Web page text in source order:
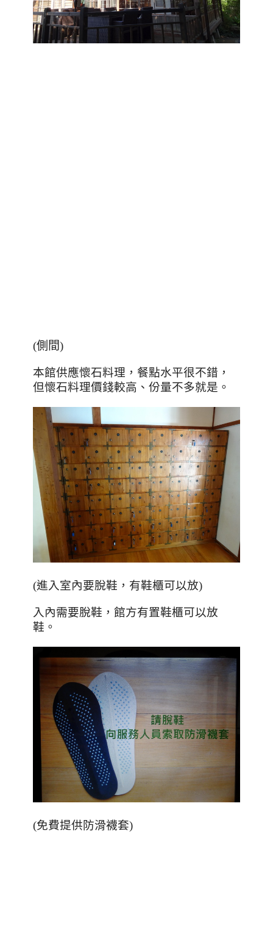
(側間)
本館供應懷石料理，餐點水平很不錯 ，
但懷石料理價錢較高、份量不多就是。
(進入室內要脫鞋，有鞋櫃可以放)
入內需要脫鞋，館方有置鞋櫃可以放
鞋。
(免費提供防滑襪套)